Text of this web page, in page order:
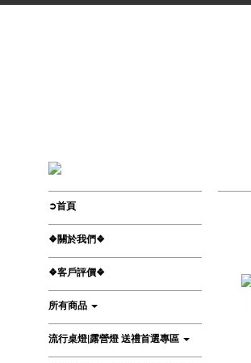
➲首頁
❖關於我們❖
❖客戶評價❖
所有商品
流行桌燈|露營燈 送禮首選專區